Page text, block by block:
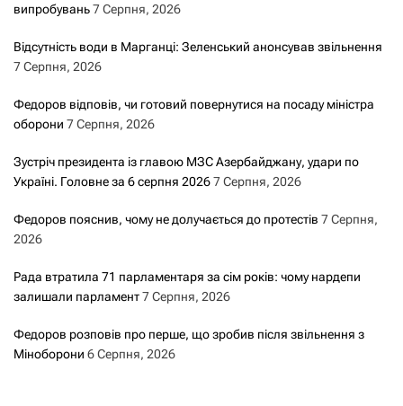
випробувань7 Серпня, 2026
Відсутність води в Марганці: Зеленський анонсував звільнення
7 Серпня, 2026
Федоров відповів, чи готовий повернутися на посаду міністра
оборони 7 Серпня, 2026
Зустріч президента із главою МЗС Азербайджану, удари по
Україні. Головне за 6 серпня 20267 Серпня, 2026
Федоров пояснив, чому не долучається до протестів 7 Серпня,
2026
Рада втратила 71 парламентаря за сім років: чому нардепи
залишали парламент7 Серпня, 2026
Федоров розповів про перше, що зробив після звільнення з
Міноборони 6 Серпня, 2026